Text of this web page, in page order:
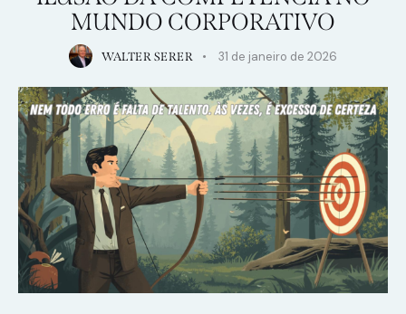
MUNDO CORPORATIVO
WALTER SERER 31 de janeiro de 2026